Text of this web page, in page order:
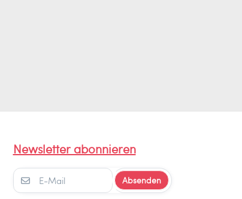
Newsletter abonnieren
Absenden